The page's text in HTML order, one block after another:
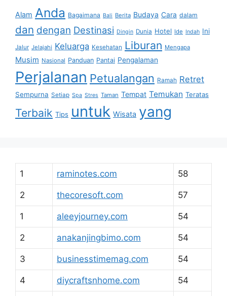
Alam Anda Bagaimana Bali Berita Budaya Cara dalam
dan dengan Destinasi Dingin Dunia Hotel Ide Indah Ini
Jalur Jelajahi Keluarga Kesehatan Liburan Mengapa
Musim Nasional Panduan Pantai Pengalaman
Perjalanan Petualangan Ramah Retret
Sempurna Setiap Spa Stres Taman Tempat Temukan Teratas
Terbaik Tips untuk Wisata yang
1 raminotes.com 58
2 thecoresoft.com 57
1 aleeyjourney.com 54
2 anakanjingbimo.com 54
3 businesstimemag.com 54
4 diycraftsnhome.com 54